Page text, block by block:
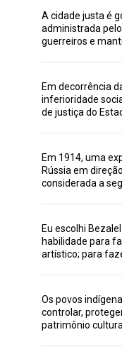
A cidade justa é
administrada
guerreiros e
Em decorrência
inferioridade
de justiça do
Em 1914, uma
Rússia em
considerada a
Eu escolhi
habilidade para
artístico; para
Os povos
controlar,
patrimônio